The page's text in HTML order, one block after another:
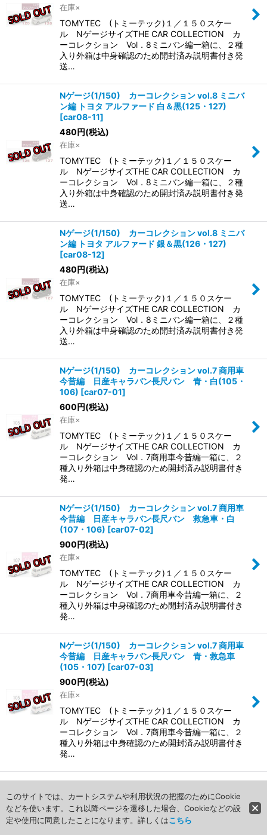
在庫×
TOMYTEC (トミーテック)１／１５０スケー
ル NゲージサイズTHE CAR COLLECTION カ
ーコレクション Vol．8ミニバン編一箱に、２種
入り外箱は中身確認のため開封済み説明書付き発
送…
Nゲージ(1/150) カーコレクション vol.8 ミニバ
ン編 トヨタ アルファード 白＆黒(125・127)
[car08-11]
480円(税込)
在庫×
TOMYTEC (トミーテック)１／１５０スケー
ル NゲージサイズTHE CAR COLLECTION カ
ーコレクション Vol．8ミニバン編一箱に、２種
入り外箱は中身確認のため開封済み説明書付き発
送…
Nゲージ(1/150) カーコレクション vol.8 ミニバ
ン編 トヨタ アルファード 銀＆黒(126・127)
[car08-12]
480円(税込)
在庫×
TOMYTEC (トミーテック)１／１５０スケー
ル NゲージサイズTHE CAR COLLECTION カ
ーコレクション Vol．8ミニバン編一箱に、２種
入り外箱は中身確認のため開封済み説明書付き発
送…
Nゲージ(1/150) カーコレクション vol.7 商用車
今昔編 日産キャラバン長尺バン 青・白(105・
106) [car07-01]
600円(税込)
在庫×
TOMYTEC (トミーテック)１／１５０スケー
ル NゲージサイズTHE CAR COLLECTION カ
ーコレクション Vol．7商用車今昔編一箱に、２
種入り外箱は中身確認のため開封済み説明書付き
発…
Nゲージ(1/150) カーコレクション vol.7 商用車
今昔編 日産キャラバン長尺バン 救急車・白
(107・106) [car07-02]
900円(税込)
在庫×
TOMYTEC (トミーテック)１／１５０スケー
ル NゲージサイズTHE CAR COLLECTION カ
ーコレクション Vol．7商用車今昔編一箱に、２
種入り外箱は中身確認のため開封済み説明書付き
発…
Nゲージ(1/150) カーコレクション vol.7 商用車
今昔編 日産キャラバン長尺バン 青・救急車
(105・107) [car07-03]
900円(税込)
在庫×
TOMYTEC (トミーテック)１／１５０スケー
ル NゲージサイズTHE CAR COLLECTION カ
ーコレクション Vol．7商用車今昔編一箱に、２
種入り外箱は中身確認のため開封済み説明書付き
発…
迷惑メール設定にご注意下さい
このサイトでは、カートシステムや利用状況の把握のためにCookie
などを使います。これ以降ページを遷移した場合、Cookieなどの設
定や使用に同意したことになります。詳しくはこちら